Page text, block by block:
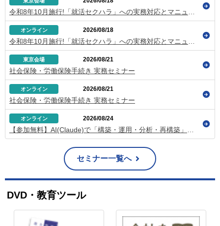
オンライン 2026/08/18
東京会場 2026/08/21
社会保険・労働保険手続き 実務セミナー
オンライン 2026/08/21
社会保険・労働保険手続き 実務セミナー
オンライン 2026/08/24
セミナー一覧へ
DVD・教育ツール